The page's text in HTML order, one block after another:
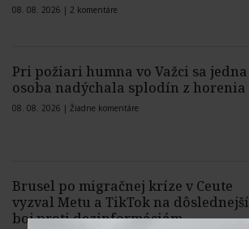
08. 08. 2026 | 2 komentáre
Pri požiari humna vo Važci sa jedna
osoba nadýchala splodín z horenia
08. 08. 2026 | Žiadne komentáre
Brusel po migračnej kríze v Ceute
vyzval Metu a TikTok na dôslednejší
boj proti dezinformáciám